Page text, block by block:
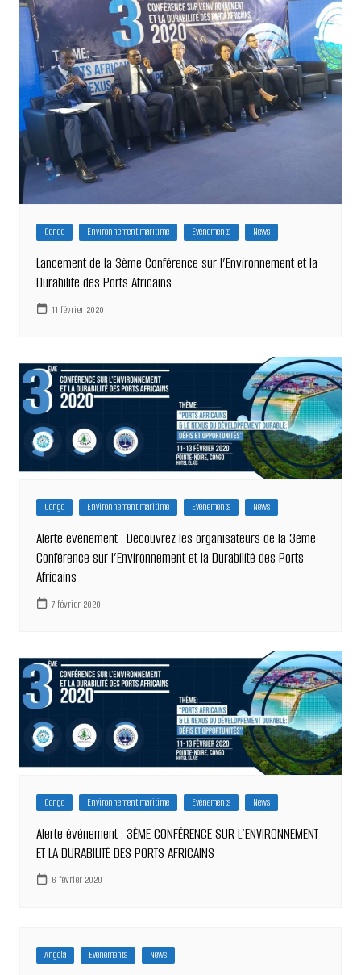
Congo Environnement maritime Evénements News
Lancement de la 3ème Conférence sur l’Environnement et la
Durabilité des Ports Africains
11 février 2020
Congo Environnement maritime Evénements News
Alerte événement : Découvrez les organisateurs de la 3ème
Conférence sur l’Environnement et la Durabilité des Ports
Africains
7 février 2020
Congo Environnement maritime Evénements News
Alerte événement : 3ÈME CONFÉRENCE SUR L’ENVIRONNEMENT
ET LA DURABILITÉ DES PORTS AFRICAINS
6 février 2020
Angola Evénements News